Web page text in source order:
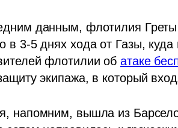
данным, флотилия Греты
в 3-5 днях хода от Газы,
флотилии об атаке
экипажа, в который
напомним, вышла из